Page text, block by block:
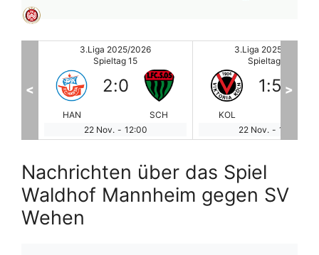
3.Liga 2025/2026
Spieltag 15
KOL
1:5
VER
22 Nov. - 12:00
3.Liga 2025/2026
Spieltag 15
ALE
0:2
22 Nov. -
< >
Nachrichten über das Spiel
Waldhof Mannheim gegen SV
Wehen